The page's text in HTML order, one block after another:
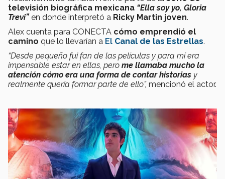
televisión biográfica mexicana “Ella soy yo, Gloria
Trevi”en donde interpretó a Ricky Martin joven.
Alex cuenta para CONECTA cómo emprendió el
camino que lo llevarían a El Canal de las Estrellas.
“Desde pequeño fui fan de las películas y para mí era
impensable estar en ellas, pero me llamaba mucho la
atención cómo era una forma de contar historias y
realmente quería formar parte de ello”, mencionó el actor.